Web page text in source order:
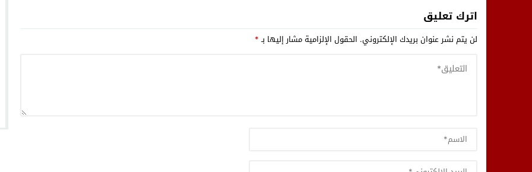
اترك تعليق
لن يتم نشر عنوان بريدك الإلكتروني. الحقول الإلزامية مشار إليها بـ*